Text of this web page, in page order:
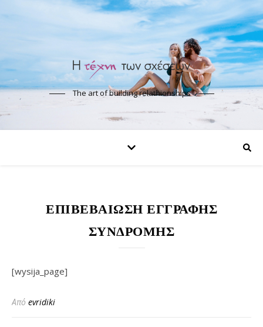
The art of building relathionships
ΕΠΙΒΕΒΑΊΩΣΗ ΕΓΓΡΑΦΉΣ
ΣΥΝΔΡΟΜΉΣ
[wysija_page]
Από evridiki